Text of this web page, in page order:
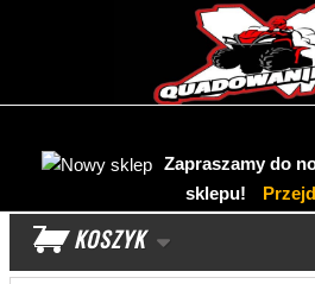
Zapraszamy do
sklepu!
KOSZYK